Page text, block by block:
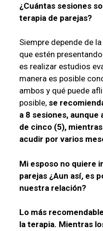
¿Cuántas sesiones
terapia de parejas?
Siempre depende de
que estén
es realizar estudios
manera es posible
ambos y qué puede
posible, se
a 8 sesiones,
de cinco (5),
acudir por varios
Mi esposo no quiere
parejas ¿Aun así, es
nuestra relación?
Lo más
la terapia. Mientras